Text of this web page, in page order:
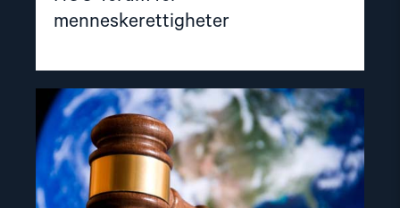
menneskerettigheter
Read
article
"Sakene
NGO-
forum
arbeider
med"